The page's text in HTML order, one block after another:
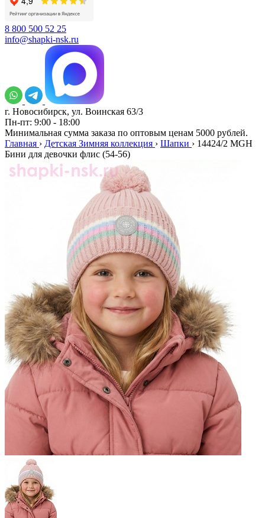
8 800 500 52 25
info@shapki-nsk.ru
г. Новосибирск, ул. Воинская 63/3
Пн-пт: 9:00 - 18:00
Минимальная сумма заказа по оптовым ценам 5000 рублей.
Главная › Детская Зимняя коллекция › Шапки › 14424/2 MGH
Бини для девочки флис (54-56)